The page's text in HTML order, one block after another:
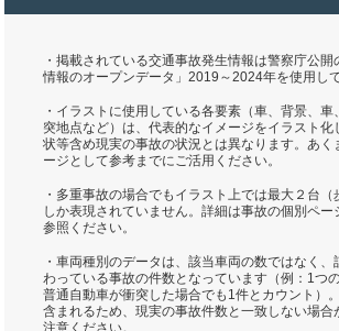
・掲載されている交通事故発生情報は警察庁公
情報のオープンデータ」2019～2024年を使用して
・イラストに使用している各要素（車、背景、
突地点など）は、代表的なイメージをイラスト化
状等含め現実の事故の状況とは異なります。あく
ージとして参考までにご活用ください。
・多重事故の場合でもイラスト上では最大２台
しか表現されていません。詳細は事故の個別ペー
参照ください。
・車両種別のデータは、該当車両の数ではなく、
わっている事故の件数となっています（例：1つ
普通自動車が衝突した場合でも1件とカウント）
含まれるため、現実の事故件数と一致しない場合
注意ください。